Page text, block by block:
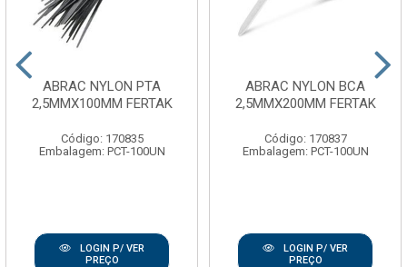
ABRAC NYLON PTA
2,5MMX100MM FERTAK
Código: 170835
Embalagem: PCT-100UN
LOGIN P/ VER
PREÇO
ABRAC NYLON BCA
2,5MMX200MM FERTAK
Código: 170837
Embalagem: PCT-100UN
LOGIN P/ VER
PREÇO